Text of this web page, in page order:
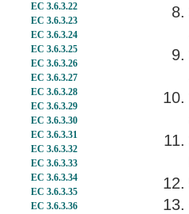
EC 3.6.3.22
EC 3.6.3.23
EC 3.6.3.24
EC 3.6.3.25
EC 3.6.3.26
EC 3.6.3.27
EC 3.6.3.28
EC 3.6.3.29
EC 3.6.3.30
EC 3.6.3.31
EC 3.6.3.32
EC 3.6.3.33
EC 3.6.3.34
EC 3.6.3.35
EC 3.6.3.36